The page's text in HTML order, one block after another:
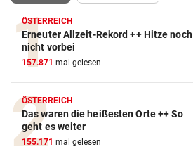
ÖSTERREICH
Erneuter Allzeit-Rekord ++ Hitze noch
nicht vorbei
157.871 mal gelesen
ÖSTERREICH
Das waren die heißesten Orte ++ So
geht es weiter
155.171 mal gelesen